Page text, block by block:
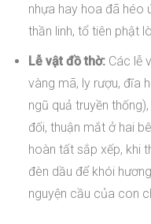
nhựa hay hoa đã héo
thần linh, tổ tiên phật
Lễ vật đồ thờ:Các lễ
vàng mã, ly rượu, đĩa
ngũ quả truyền
đối, thuận mắt ở hai
hoàn tất sắp xếp, khi
đèn dầu để khói
nguyện cầu của con